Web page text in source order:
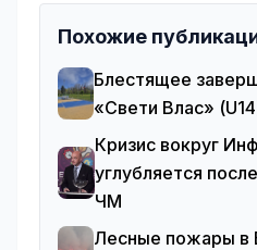
Похожие
Блестящее
«Свети Влас»
Кризис вокруг
углубляется
ЧМ
Лесные пожары в